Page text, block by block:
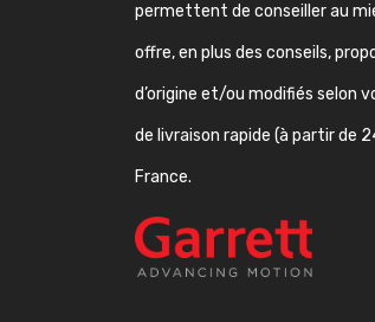
permettent de conseiller au
offre, en plus des conseils,
d’origine et/ou modifiés selon
de livraison rapide (à partir de
France.